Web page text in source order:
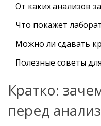
От каких анализов
Что покажет
Можно ли сдавать
Полезные советы
Кратко:
перед